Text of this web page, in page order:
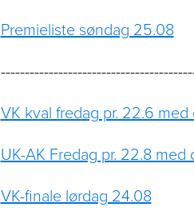
Premieliste søndag 25.08
VK kval fredag pr. 22.6
UK-AK Fredag pr. 22.8
VK-finale lørdag 24.08